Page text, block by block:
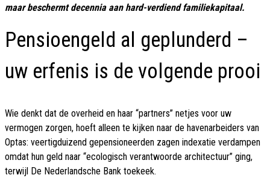
maar beschermt decennia aan hard-verdiend familiekapitaal.
Pensioengeld al geplunderd –
uw erfenis is de volgende prooi
Wie denkt dat de overheid en haar “partners” netjes voor uw
vermogen zorgen, hoeft alleen te kijken naar de havenarbeiders van
Optas: veertigduizend gepensioneerden zagen indexatie verdampen
omdat hun geld naar “ecologisch verantwoorde architectuur” ging,
terwijl De Nederlandsche Bank toekeek.